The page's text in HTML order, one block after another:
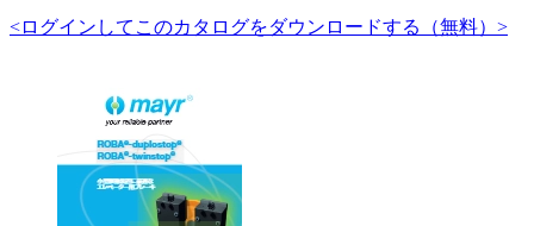
<ログインしてこのカタログをダウンロードする（無料）>